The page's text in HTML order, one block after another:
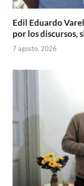
Edil Eduardo
por los discursos,
7 agosto, 2026